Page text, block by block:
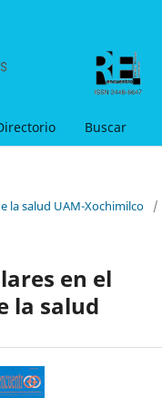
Buscar
la salud UAM-Xochimilco
/
en el
la salud